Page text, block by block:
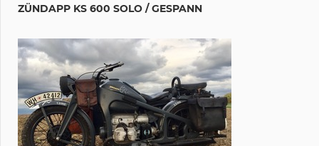
ZÜNDAPP KS 600 SOLO / GESPANN